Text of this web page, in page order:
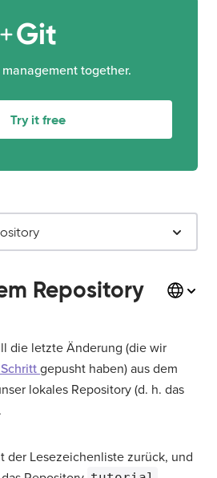
Git
together.
Try it free
Repository
die letzte Änderung (die wir
gepusht haben) aus dem
lokales Repository (d. h. das
der Lesezeichenliste zurück, und